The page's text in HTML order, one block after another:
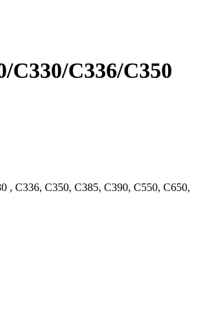
C330/C336/C350
C336, C350, C385, C390, C550, C650,